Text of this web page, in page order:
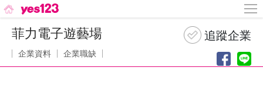
菲力電子遊藝場
企業資料 企業職缺